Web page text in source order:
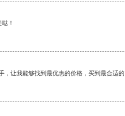
！
，让我能够找到最优惠的价格，买到最合适的